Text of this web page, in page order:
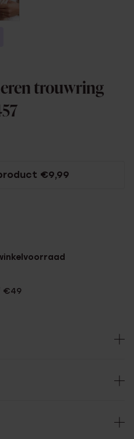
trouwring
€9,99
€49